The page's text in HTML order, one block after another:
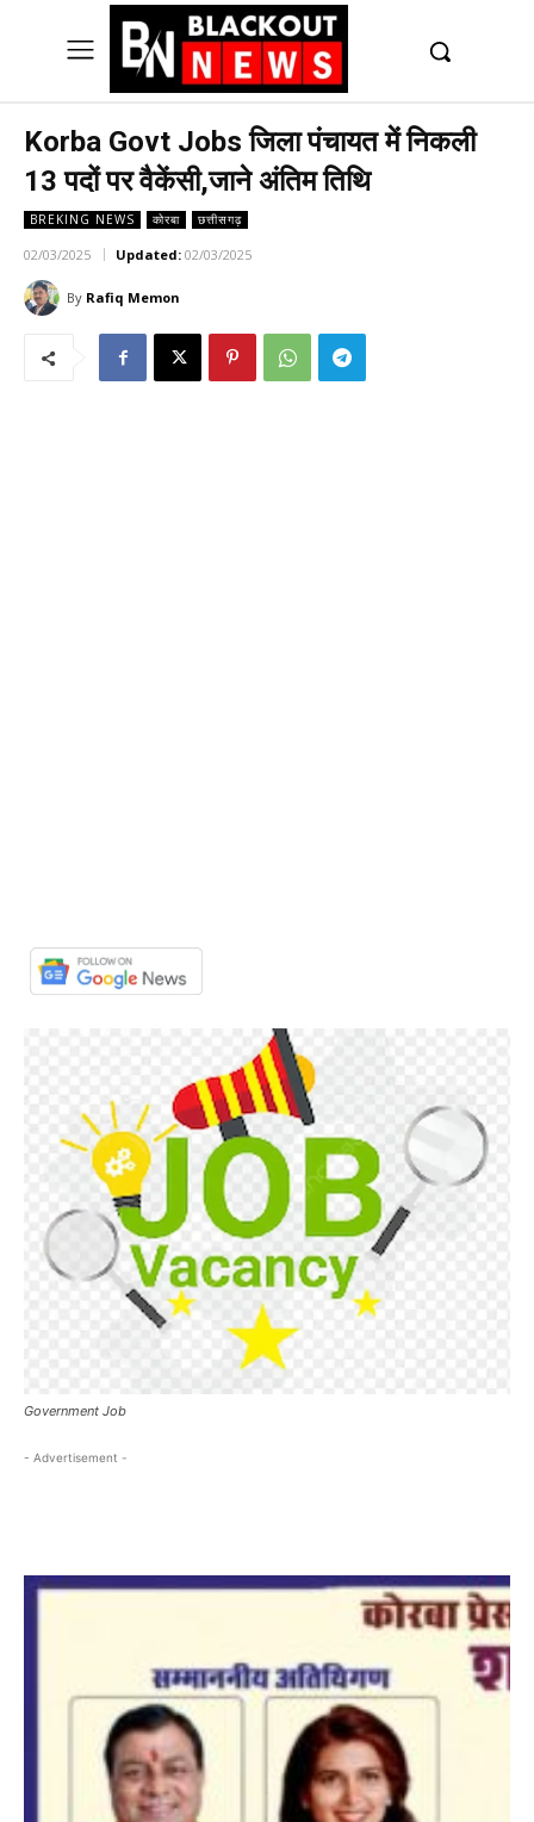
Korba Govt Jobs जिला पंचायत में निकली
13 पदों पर वैकेंसी,जाने अंतिम तिथि
BREKING NEWS कोरबा छत्तीसगढ़
02/03/2025 Updated: 02/03/2025
By Rafiq Memon
Government Job
- Advertisement -